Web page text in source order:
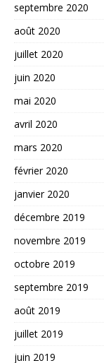
septembre 2020
août 2020
juillet 2020
juin 2020
mai 2020
avril 2020
mars 2020
février 2020
janvier 2020
décembre 2019
novembre 2019
octobre 2019
septembre 2019
août 2019
juillet 2019
juin 2019